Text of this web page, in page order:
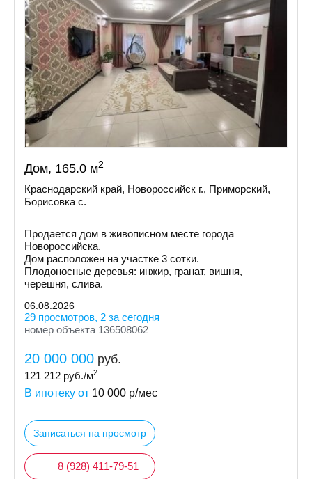
Дом, 165.0 м2
Краснодарский край, Новороссийск г., Приморский,
Борисовка с.
Продается дом в живописном месте города
Новороссийска.
Дом расположен на участке 3 сотки.
Плодоносные деревья: инжир, гранат, вишня,
черешня, слива.
06.08.2026
29 просмотров, 2 за сегодня
номер объекта 136508062
20 000 000 руб.
121 212 руб./м2
В ипотеку от 10 000 р/мес
Записаться на просмотр
8 (928) 411-79-51